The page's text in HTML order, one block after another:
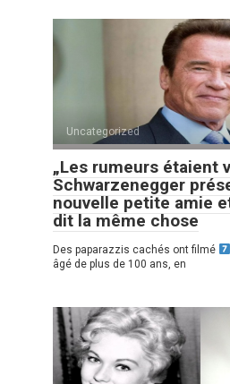
Uncategorized
„Les rumeurs étaient
Schwarzenegger
nouvelle petite amie
dit la même chose
Des paparazzis cachés ont filmé
âgé de plus de 100 ans, en